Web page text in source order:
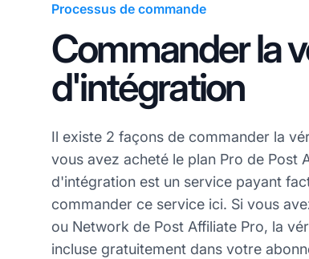
Processus de commande
Commander la
d'intégration
Il existe 2 façons de commander la
vous avez acheté le plan Pro de Post
d'intégration est un service payant
commander ce service ici. Si vous
ou Network de Post Affiliate Pro, la
incluse gratuitement dans votre